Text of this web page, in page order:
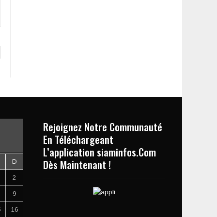
D
2
9
16
Rejoignez Notre Communauté
En Téléchargeant
L’application siaminfos.Com
Dès Maintenant !